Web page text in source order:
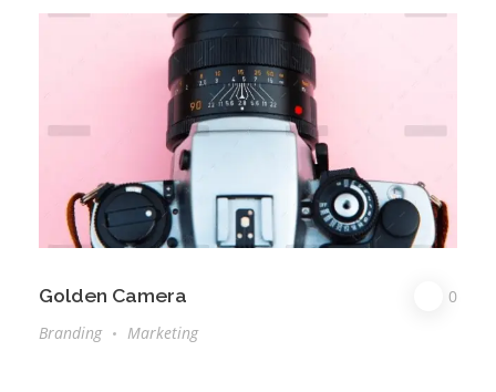
Golden Camera
0
Branding
Marketing